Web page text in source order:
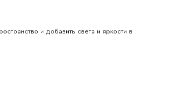
и добавить света и яркости в